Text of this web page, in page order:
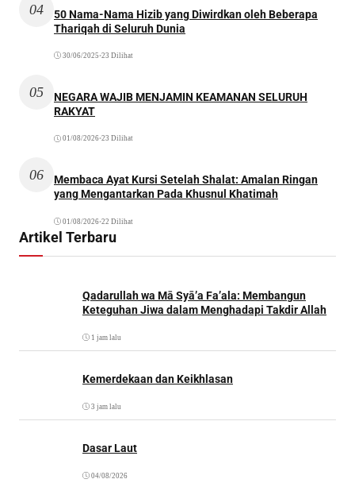
04
50 Nama-Nama Hizib yang Diwirdkan oleh Beberapa
Thariqah di Seluruh Dunia
30/06/2025 •23 Dilihat
05
NEGARA WAJIB MENJAMIN KEAMANAN SELURUH
RAKYAT
01/08/2026•23 Dilihat
06
Membaca Ayat Kursi Setelah Shalat: Amalan Ringan
yang Mengantarkan Pada Khusnul Khatimah
01/08/2026•22 Dilihat
Artikel Terbaru
Qadarullah wa Mā Syā’a Fa’ala: Membangun
Keteguhan Jiwa dalam Menghadapi Takdir Allah
1 jam lalu
Kemerdekaan dan Keikhlasan
3 jam lalu
Dasar Laut
04/08/2026